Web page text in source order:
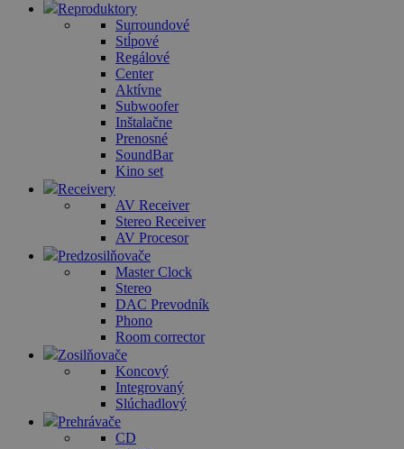
Reproduktory
Surroundové
Stĺpové
Regálové
Center
Aktívne
Subwoofer
Inštalačne
Prenosné
SoundBar
Kino set
Receivery
AV Receiver
Stereo Receiver
AV Procesor
Predzosilňovače
Master Clock
Stereo
DAC Prevodník
Phono
Room corrector
Zosilňovače
Koncový
Integrovaný
Slúchadlový
Prehrávače
CD